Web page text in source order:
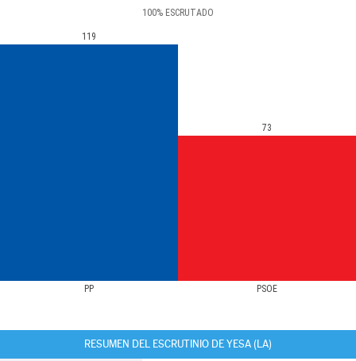
100% ESCRUTADO
PP PSOE
119
73
RESUMEN DEL ESCRUTINIO DE YESA (LA)